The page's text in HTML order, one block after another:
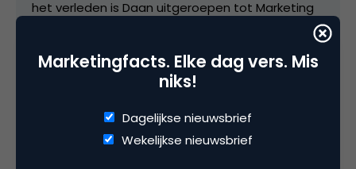
het verleden is Daan uitgeroepen tot Marketing
Marketingfacts. Elke dag vers. Mis
niks!
Dagelijkse nieuwsbrief
Wekelijkse nieuwsbrief